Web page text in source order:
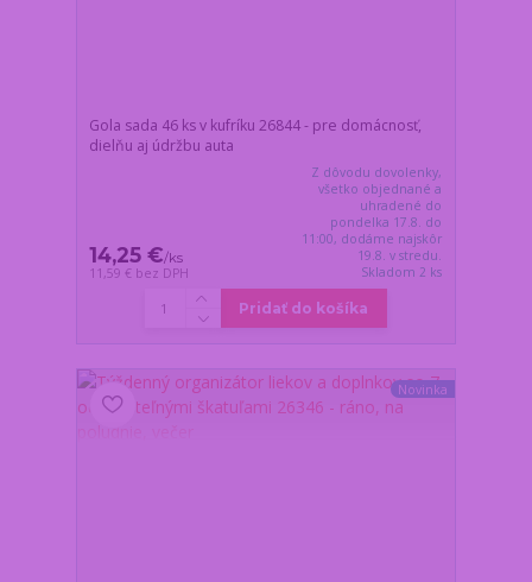
Gola sada 46 ks v kufríku 26844 - pre domácnosť,
dielňu aj údržbu auta
14,25 €/ks
11,59 € bez DPH
Z dôvodu dovolenky,
všetko objednané a
uhradené do
pondelka 17.8. do
11:00, dodáme najskôr
19.8. v stredu.
Skladom 2 ks
Pridať do košíka
Novinka